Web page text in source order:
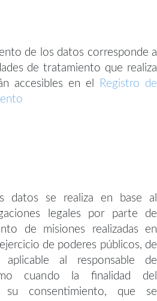
de los datos corresponde a
de tratamiento que realiza
accesibles en el
Registro de
datos se realiza en base al
legales por parte de
de misiones realizadas en
de poderes públicos, de
al responsable de
cuando la finalidad del
su consentimiento, que se